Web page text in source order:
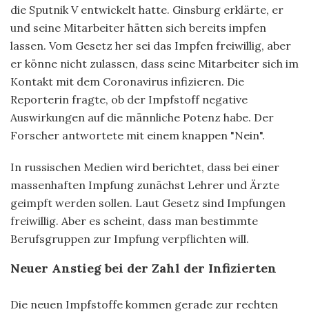
die Sputnik V entwickelt hatte. Ginsburg erklärte, er
und seine Mitarbeiter hätten sich bereits impfen
lassen. Vom Gesetz her sei das Impfen freiwillig, aber
er könne nicht zulassen, dass seine Mitarbeiter sich im
Kontakt mit dem Coronavirus infizieren. Die
Reporterin fragte, ob der Impfstoff negative
Auswirkungen auf die männliche Potenz habe. Der
Forscher antwortete mit einem knappen "Nein".
In russischen Medien wird berichtet, dass bei einer
massenhaften Impfung zunächst Lehrer und Ärzte
geimpft werden sollen. Laut Gesetz sind Impfungen
freiwillig. Aber es scheint, dass man bestimmte
Berufsgruppen zur Impfung verpflichten will.
Neuer Anstieg bei der Zahl der Infizierten
Die neuen Impfstoffe kommen gerade zur rechten